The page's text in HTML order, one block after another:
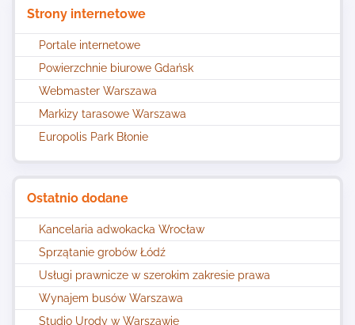
Strony internetowe
Portale internetowe
Powierzchnie biurowe Gdańsk
Webmaster Warszawa
Markizy tarasowe Warszawa
Europolis Park Błonie
Ostatnio dodane
Kancelaria adwokacka Wrocław
Sprzątanie grobów Łódź
Usługi prawnicze w szerokim zakresie prawa
Wynajem busów Warszawa
Studio Urody w Warszawie